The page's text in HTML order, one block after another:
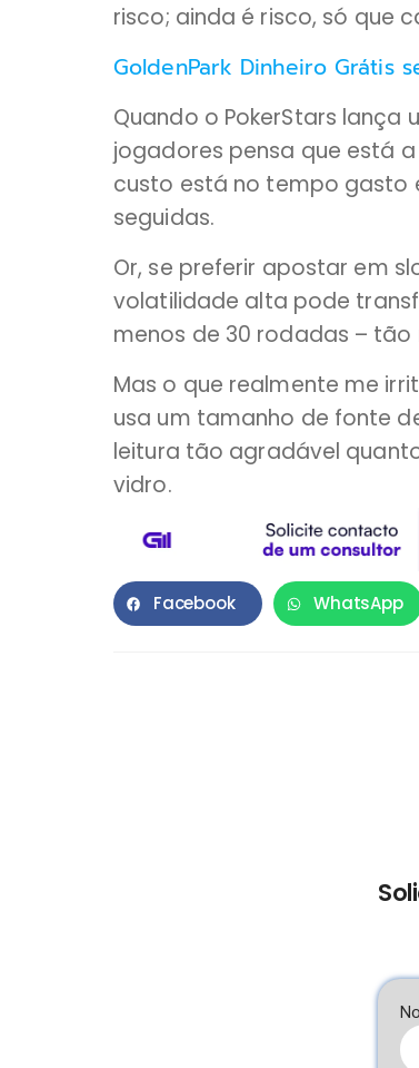
risco; ainda é risco, só que
GoldenPark Dinheiro Grátis
Quando o PokerStars lança
jogadores pensa que está
custo está no tempo gasto
seguidas.
Or, se preferir apostar em
volatilidade alta pode
menos de 30 rodadas –
Mas o que realmente me
usa um tamanho de fonte
leitura tão agradável
vidro.
Facebook WhatsApp